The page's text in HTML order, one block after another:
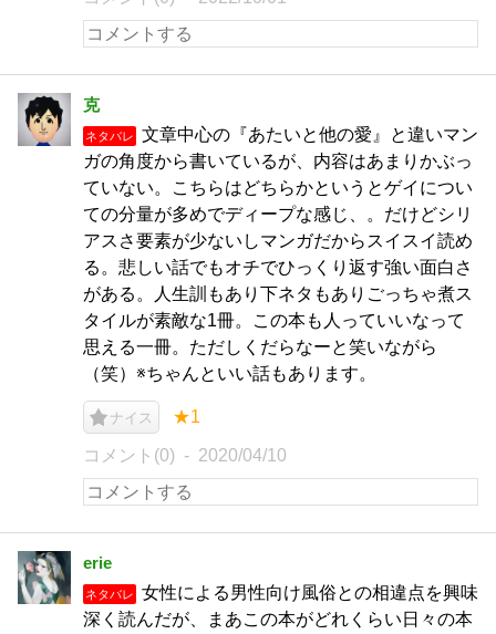
克
ネタバレ
文章中心の『あたいと他の愛』と違いマン
ガの角度から書いているが、内容はあまりかぶっ
ていない。こちらはどちらかというとゲイについ
ての分量が多めでディープな感じ、。だけどシリ
アスさ要素が少ないしマンガだからスイスイ読め
る。悲しい話でもオチでひっくり返す強い面白さ
がある。人生訓もあり下ネタもありごっちゃ煮ス
タイルが素敵な1冊。この本も人っていいなって
思える一冊。ただしくだらなーと笑いながら
（笑）※ちゃんといい話もあります。
ナイス ★1
コメント(0) 2020/04/10
erie
ネタバレ
女性による男性向け風俗との相違点を興味
深く読んだが、まあこの本がどれくらい日々の本